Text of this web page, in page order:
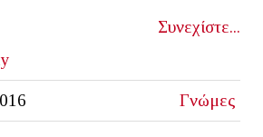
Συνεχίστε...
Γνώμες